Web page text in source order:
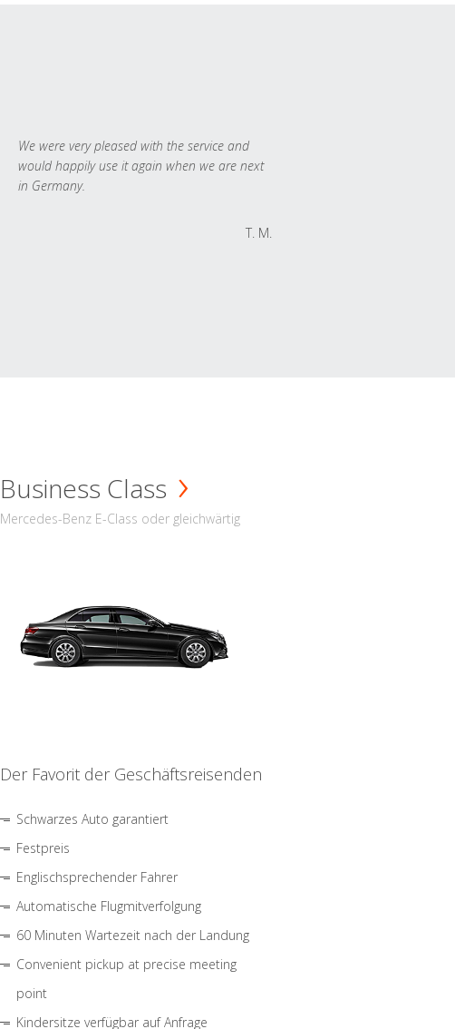
We were very pleased with the service and
would happily use it again when we are next
in Germany.
T. M.
Business Class
Mercedes-Benz E-Class oder gleichwärtig
Der Favorit der Geschäftsreisenden
Schwarzes Auto garantiert
Festpreis
Englischsprechender Fahrer
Automatische Flugmitverfolgung
60 Minuten Wartezeit nach der Landung
Convenient pickup at precise meeting
point
Kindersitze verfügbar auf Anfrage